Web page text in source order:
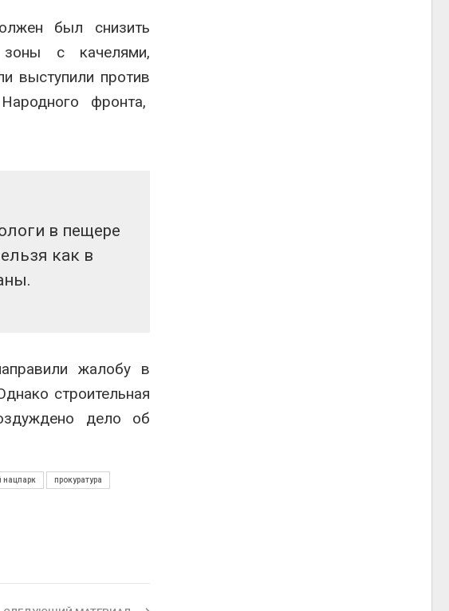
был снизить
зоны с качелями,
выступили против
фронта,
в пещере
как в
жалобу в
строительная
дело об
нацпарк прокуратура